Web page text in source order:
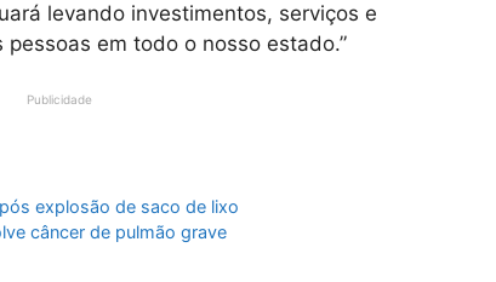
levando investimentos, serviços e
em todo o nosso estado.”
Publicidade
explosão de saco de lixo
câncer de pulmão grave